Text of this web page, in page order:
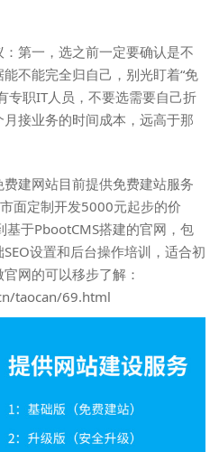
第一，选之前一定要确认是不
不能完全归自己，别光盯着“免
专职IT人员，不要选需要自己折
接业务的时间成本，远高于那
费建网站目前提供免费建站服务
面定制开发5000元起步的价
于PbootCMS搭建的官网，包
设置和后台操作培训，适合初
网的可以移步了解：
taocan/69.html